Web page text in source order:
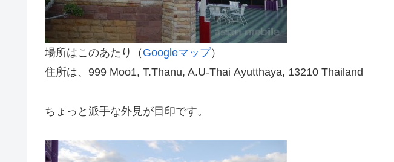
場所はこのあたり（ Googleマップ）
住所は、999 Moo1, T.Thanu, A.U-Thai Ayutthaya, 13210 Thailand
ちょっと派手な外見が目印です。